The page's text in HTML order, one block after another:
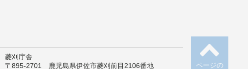
ページの
菱刈庁舎
〒895-2701 鹿児島県伊佐市菱刈前目2106番地